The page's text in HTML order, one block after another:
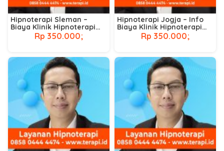
Hipnoterapi Sleman –
Biaya Klinik Hipnoterapi
TerdekatRp 350.000;
Hipnoterapi Jogja – Info
Biaya Klinik Hipnoterapi
TerdekatRp 350.000;